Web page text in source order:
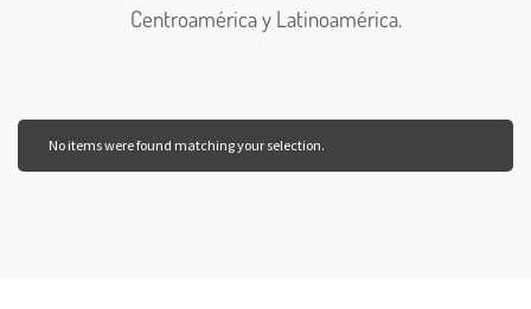
Centroamérica y Latinoamérica.
No items were found matching your selection.